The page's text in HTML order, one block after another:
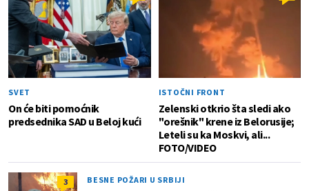
SVET
On će biti pomoćnik
predsednika SAD u Beloj kući
ISTOČNI FRONT
Zelenski otkrio šta sledi ako
"orešnik" krene iz Belorusije;
Leteli su ka Moskvi, ali...
FOTO/VIDEO
3 BESNE POŽARI U SRBIJI